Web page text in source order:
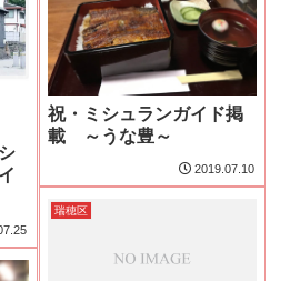
祝・ミシュランガイド掲
載 ～うな豊～
2019.07.10
瑞穂区